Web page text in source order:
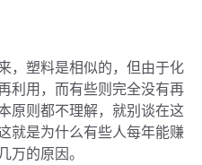
，塑料是相似的，但由于化
利用，而有些则完全没有再
原则都不理解，就别谈在这
就是为什么有些人每年能赚
万的原因。